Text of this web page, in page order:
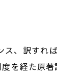
、訳すれ
を経た原